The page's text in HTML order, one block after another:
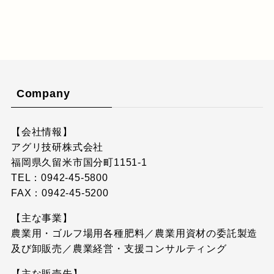
Company
【会社情報】
アグリ技研株式会社
福岡県久留米市国分町1151-1
TEL：0942-45-5800
FAX：0942-45-5200
【主な事業】
農業用・ゴルフ場用各種肥料／農業用資材の委託製造
及び卸販売／農業経営・支援コンサルティング